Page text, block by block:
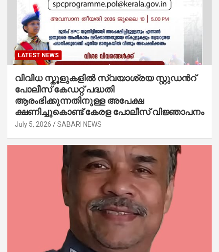
LATEST NEWS
വിവിധ സ്കൂളുകളില്‍ സ്വയാശ്രയ സ്റ്റുഡന്‍റ്
പോലീസ് കേഡറ്റ് പദ്ധതി
ആരംഭിക്കുന്നതിനുള്ള അപേക്ഷ
ക്ഷണിച്ചുകൊണ്ട് കേരള പോലീസ് വിജ്ഞാപനം
July 5, 2026 SABARI NEWS